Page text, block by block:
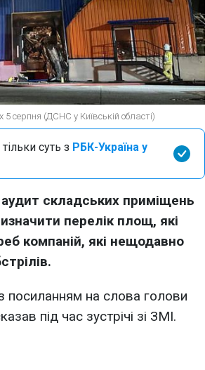
серпня (ДСНС у Київській області)
суть з РБК-Україна у
складських приміщень
перелік площ, які
компаній, які нещодавно
посиланням на слова голови
під час зустрічі зі ЗМІ.